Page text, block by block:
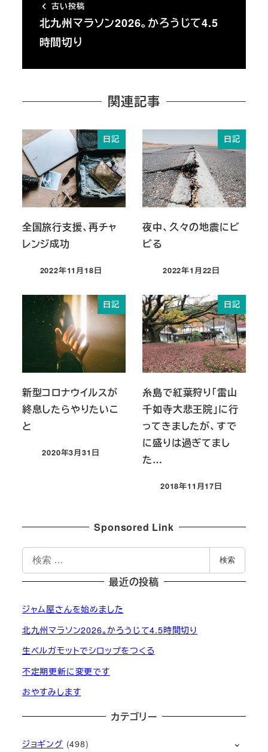
古い投稿
北九州マラソン2026。かろうじて4.5
時間切り
関連記事
日記
全国旅行支援、再チャ
レンジ成功
投稿日
2022年11月18日
日記
夜中、久々の地震にビ
ビる
投稿日
2022年1月22日
日記
新型コロナウイルスが
終息したらやりたいこ
と
投稿日
2020年3月31日
日記
糸島で紅葉狩り「雷山
千如寺大悲王院」に行
ってきましたが、すで
に盛りは過ぎてまし
た…
投稿日
2018年11月17日
Sponsored Link
検
索
検索
最近の投稿
ジャム屋さんを始めました
北九州マラソン2026。かろうじて4.5時間切り
生ベルガモットでシロップをつくる
不定期更新に変更です
おやすみします
カテゴリー
ジョギング (498)